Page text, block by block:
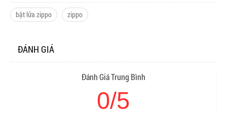
bật lửa zippo zippo
ĐÁNH GIÁ
Đánh Giá Trung Bình
0/5